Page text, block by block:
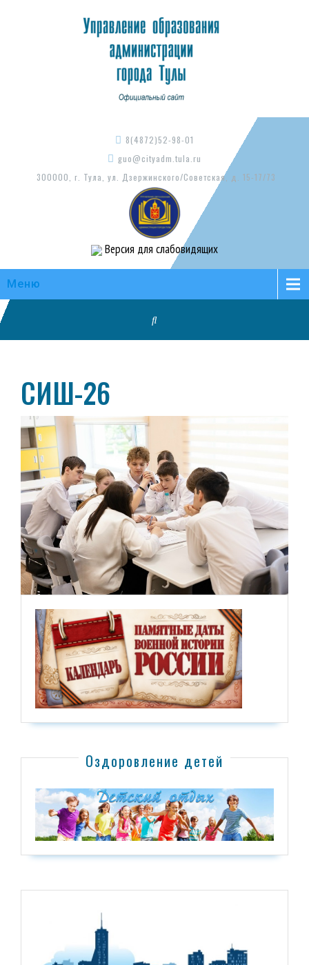
8(4872)52-98-01
guo@cityadm.tula.ru
300000, г. Тула, ул. Дзержинского/Советская, д. 15-17/73
Версия для слабовидящих
Меню
СИШ-26
Оздоровление детей